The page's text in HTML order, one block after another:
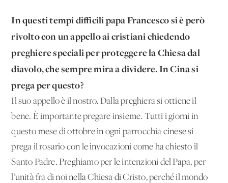
In questi tempi difficili papa Francesco si è però
rivolto con un appello ai cristiani chiedendo
preghiere speciali per proteggere la Chiesa dal
diavolo, che sempre mira a dividere. In Cina si
prega per questo?
Il suo appello è il nostro. Dalla preghiera si ottiene il
bene. È importante pregare insieme. Tutti i giorni in
questo mese di ottobre in ogni parrocchia cinese si
prega il rosario con le invocazioni come ha chiesto il
Santo Padre. Preghiamo per le intenzioni del Papa, per
l’unità fra di noi nella Chiesa di Cristo, perché il mondo